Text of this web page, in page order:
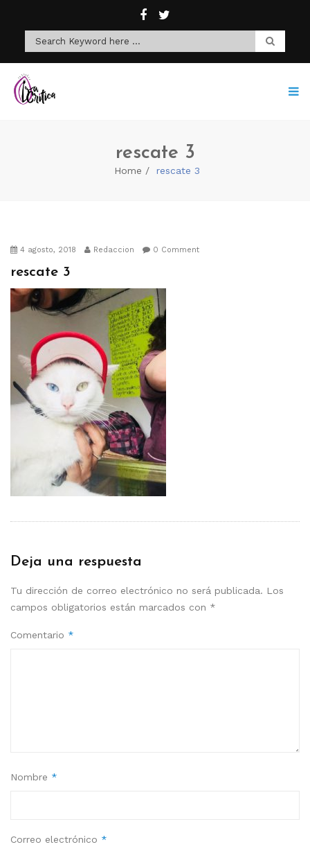
rescate 3
Home rescate 3
4 agosto, 2018 Redaccion 0 Comment
rescate 3
Deja una respuesta
Tu dirección de correo electrónico no será publicada. Los
campos obligatorios están marcados con *
Comentario *
Nombre *
Correo electrónico *